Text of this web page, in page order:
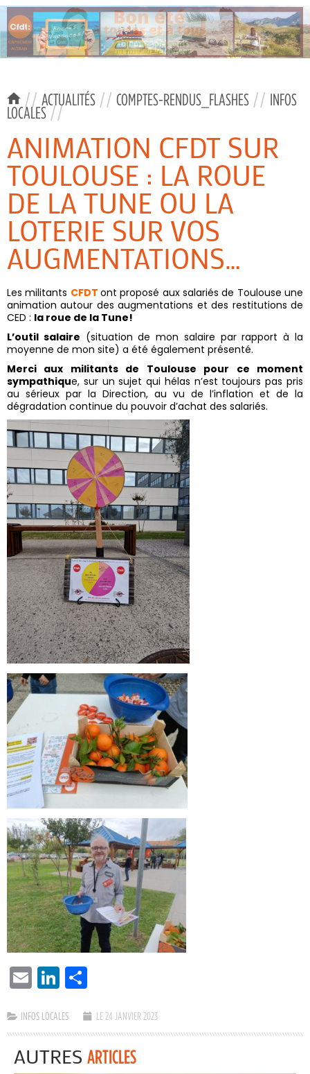
// ACTUALITÉS // COMPTES-RENDUS_FLASHES // INFOS
LOCALES //
ANIMATION CFDT SUR
TOULOUSE : LA ROUE
DE LA TUNE OU LA
LOTERIE SUR VOS
AUGMENTATIONS…
Les militants CFDT ont proposé aux salariés de Toulouse une
animation autour des augmentations et des restitutions de
CED : la roue de la Tune!
L’outil salaire (situation de mon salaire par rapport à la
moyenne de mon site) a été également présenté.
Merci aux militants de Toulouse pour ce moment
sympathique, sur un sujet qui hélas n’est toujours pas pris
au sérieux par la Direction, au vu de l’inflation et de la
dégradation continue du pouvoir d’achat des salariés.
EMAIL LINKEDIN
INFOS LOCALES LE 24 JANVIER 2023
AUTRES ARTICLES